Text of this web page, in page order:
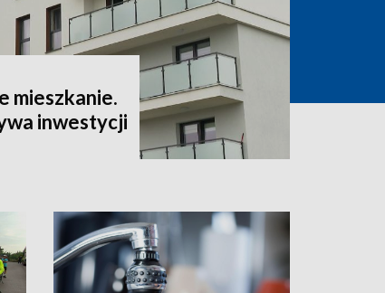
mieszkanie.
inwestycji